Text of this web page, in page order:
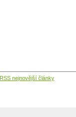
RSS nejnovější články